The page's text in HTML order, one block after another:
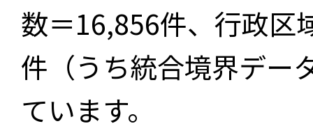
数＝16,856件、行政区
件（うち統合境界デー
ています。